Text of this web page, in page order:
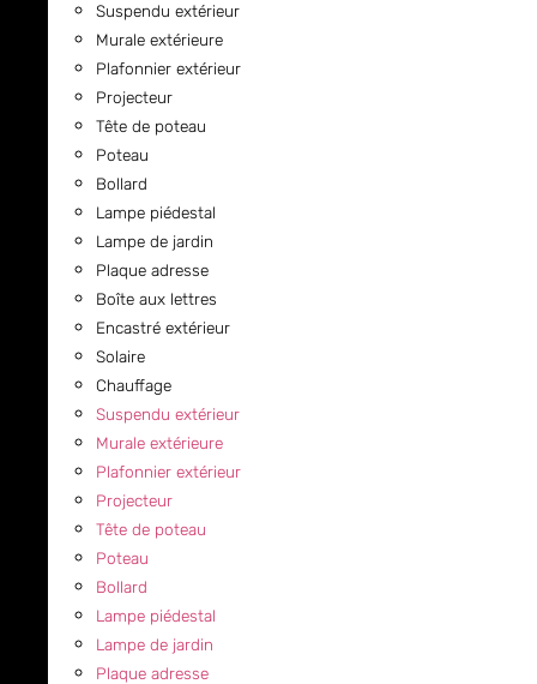
Suspendu extérieur
Murale extérieure
Plafonnier extérieur
Projecteur
Tête de poteau
Poteau
Bollard
Lampe piédestal
Lampe de jardin
Plaque adresse
Boîte aux lettres
Encastré extérieur
Solaire
Chauffage
Suspendu extérieur
Murale extérieure
Plafonnier extérieur
Projecteur
Tête de poteau
Poteau
Bollard
Lampe piédestal
Lampe de jardin
Plaque adresse